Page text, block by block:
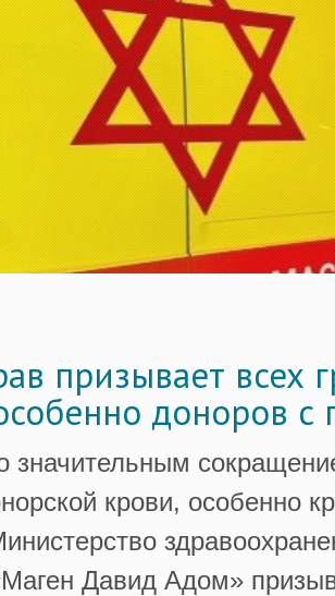
призывает всех
доноров с
значительным
крови, особенно
Давид Адом»